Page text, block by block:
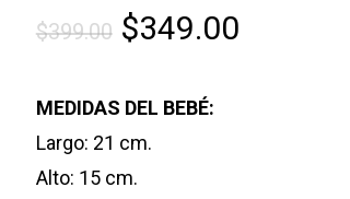
$399.00 El
original
era:
$399.00.
$349.00El
MEDIDAS DEL BEBÉ:
Largo: 21 cm.
Alto: 15 cm.